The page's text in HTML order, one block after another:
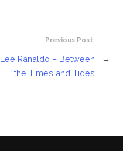
Previous Post
Lee Ranaldo – Between
the Times and Tides
→